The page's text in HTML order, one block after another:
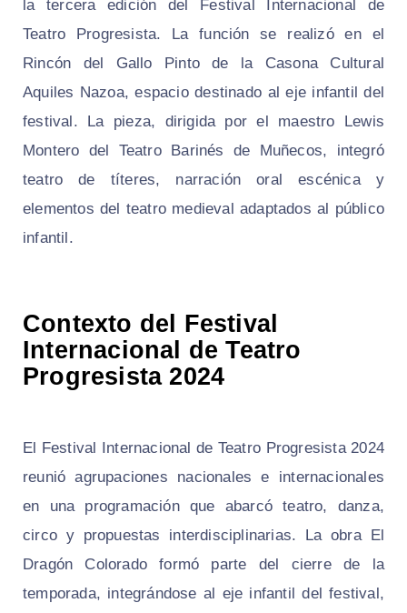
la tercera edición del Festival Internacional de
Teatro Progresista. La función se realizó en el
Rincón del Gallo Pinto de la Casona Cultural
Aquiles Nazoa, espacio destinado al eje infantil del
festival. La pieza, dirigida por el maestro Lewis
Montero del Teatro Barinés de Muñecos, integró
teatro de títeres, narración oral escénica y
elementos del teatro medieval adaptados al público
infantil.
Contexto del Festival
Internacional de Teatro
Progresista 2024
El Festival Internacional de Teatro Progresista 2024
reunió agrupaciones nacionales e internacionales
en una programación que abarcó teatro, danza,
circo y propuestas interdisciplinarias. La obra El
Dragón Colorado formó parte del cierre de la
temporada, integrándose al eje infantil del festival,